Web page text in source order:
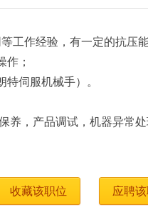
工作经验，有一定的抗压
作；
伺服机械手）。
养，产品调试，机器异常
收藏该职位 应聘